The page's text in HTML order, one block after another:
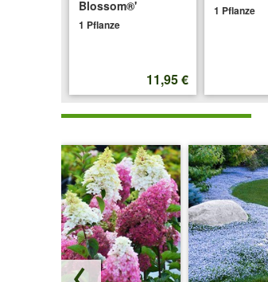
Blossom®'
1 Pflanze
11,95 €
1 Pflanze